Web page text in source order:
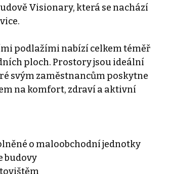
Visionary, která se nachází
podlažími nabízí celkem téměř
ploch. Prostory jsou ideální
svým zaměstnancům poskytne
na komfort, zdraví a aktivní
o maloobchodní jednotky
budovy